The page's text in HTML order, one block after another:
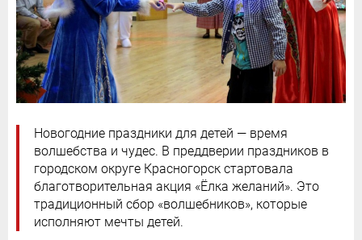
Новогодние праздники для детей — время
волшебства и чудес. В преддверии праздников в
городском округе Красногорск стартовала
благотворительная акция «Ёлка желаний». Это
традиционный сбор «волшебников», которые
исполняют мечты детей.